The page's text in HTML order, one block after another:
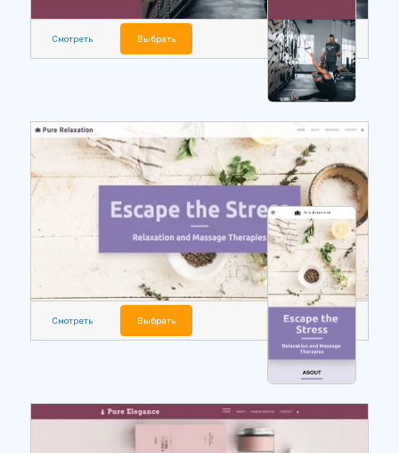
Смотреть Выбрать
Смотреть Выбрать